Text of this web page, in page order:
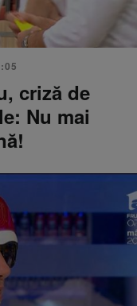
criză de
Nu mai